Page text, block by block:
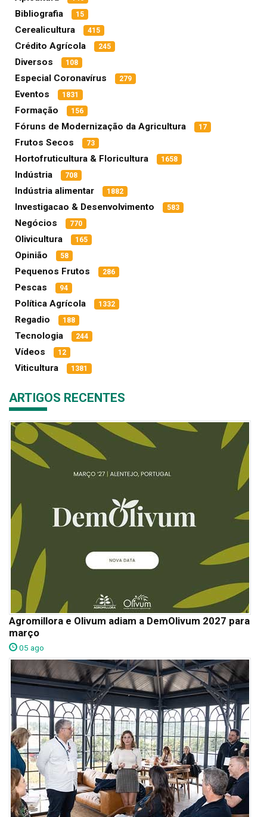
Bibliografia 15
Cerealicultura 415
Crédito Agrícola 245
Diversos 108
Especial Coronavírus 279
Eventos 1831
Formação 156
Fóruns de Modernização da Agricultura 17
Frutos Secos 73
Hortofruticultura & Floricultura 1658
Indústria 708
Indústria alimentar 1882
Investigacao & Desenvolvimento 583
Negócios 770
Olivicultura 165
Opinião 58
Pequenos Frutos 286
Pescas 94
Política Agrícola 1332
Regadio 188
Tecnologia 244
Vídeos 12
Viticultura 1381
ARTIGOS RECENTES
Agromillora e Olivum adiam a DemOlivum 2027 para
março
05 ago